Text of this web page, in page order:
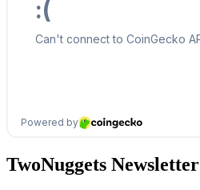
TwoNuggets Newsletter